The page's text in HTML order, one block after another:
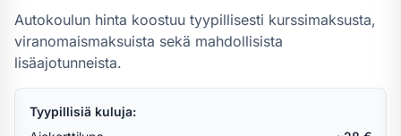
Autokoulun hinta koostuu tyypillisesti kurssimaksusta,
viranomaismaksuista sekä mahdollisista
lisäajotunneista.
Tyypillisiä kuluja: